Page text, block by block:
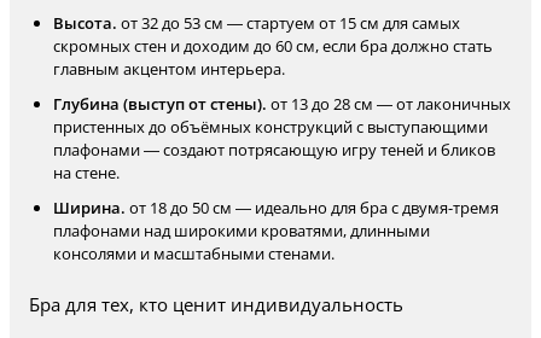
Высота. от 32 до 53 см — стартуем от 15 см для самых
скромных стен и доходим до 60 см, если бра должно стать
главным акцентом интерьера.
Глубина (выступ от стены). от 13 до 28 см — от лаконичных
пристенных до объёмных конструкций с выступающими
плафонами — создают потрясающую игру теней и бликов
на стене.
Ширина. от 18 до 50 см — идеально для бра с двумя-тремя
плафонами над широкими кроватями, длинными
консолями и масштабными стенами.
Бра для тех, кто ценит индивидуальность